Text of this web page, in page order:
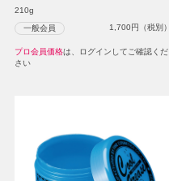
210g
一般会員 1,700円（税別）
プロ会員価格は、ログインしてご確認くだ
さい